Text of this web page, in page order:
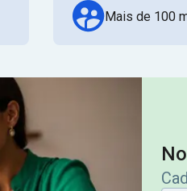
Mais de 100